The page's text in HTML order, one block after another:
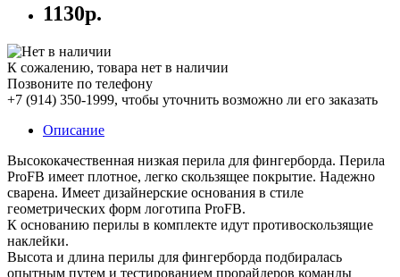
1130р.
К сожалению, товара нет в наличии
Позвоните по телефону
+7 (914) 350-1999, чтобы уточнить возможно ли его заказать
Описание
Высококачественная низкая перила для фингерборда. Перила
ProFB имеет плотное, легко скользящее покрытие. Надежно
сварена. Имеет дизайнерские основания в стиле
геометрических форм логотипа ProFB.
К основанию перилы в комплекте идут противоскользящие
наклейки.
Высота и длина перилы для фингерборда подбиралась
опытным путем и тестированием прорайдеров команды